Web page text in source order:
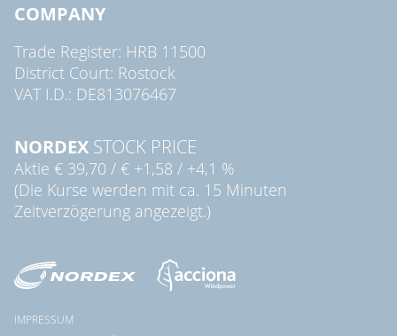
COMPANY
Trade Register: HRB 11500
District Court: Rostock
VAT I.D.: DE813076467
NORDEX STOCK PRICE
Aktie € 39,70 / € +1,58 / +4,1 %
(Die Kurse werden mit ca. 15 Minuten
Zeitverzögerung angezeigt.)
IMPRESSUM